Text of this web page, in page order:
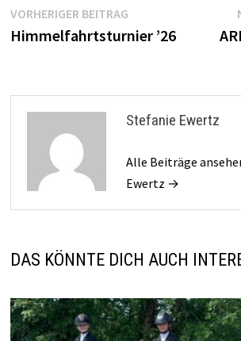
Beitragsnavigation
VORHERIGER BEITRAGVorheriger
Beitrag:
Himmelfahrtsturnier ’26
Stefanie Ewertz
Alle Beiträge
Ewertz →
DAS KÖNNTE DICH AUCH